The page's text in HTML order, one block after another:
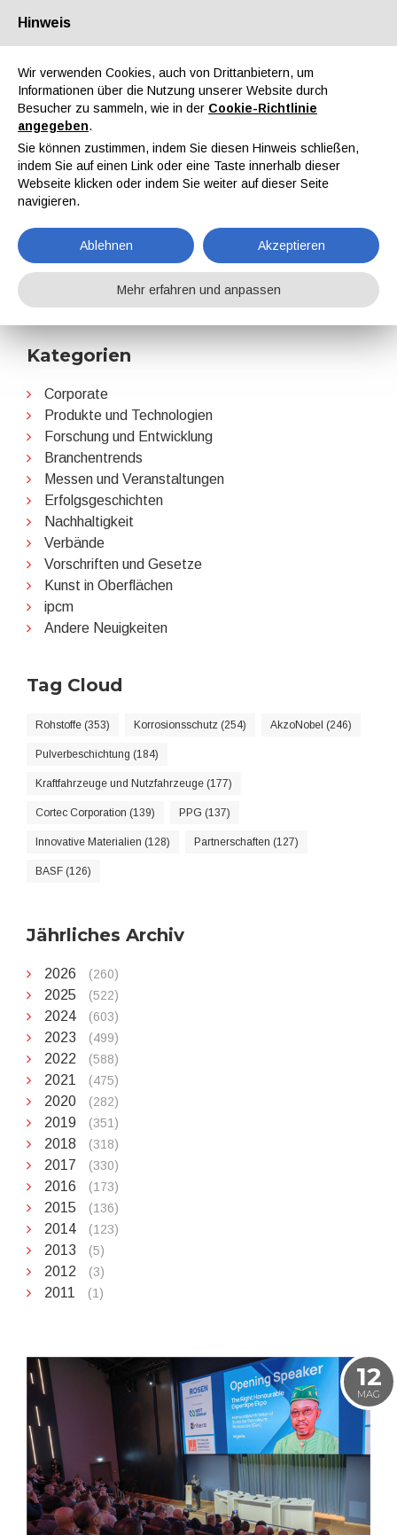
Über uns Partner Kontakt Reservierter Bereich
EN IT DE ES
Rohrleitungen
Home Nachrichten Rohrleitungen
Kategorien
Corporate
Produkte und Technologien
Forschung und Entwicklung
Branchentrends
Messen und Veranstaltungen
Erfolgsgeschichten
Nachhaltigkeit
Verbände
Vorschriften und Gesetze
Kunst in Oberflächen
ipcm
Andere Neuigkeiten
Tag Cloud
Rohstoffe (353) Korrosionsschutz (254) AkzoNobel (246)
Pulverbeschichtung (184)
Kraftfahrzeuge und Nutzfahrzeuge (177)
Cortec Corporation (139) PPG (137)
Innovative Materialien (128) Partnerschaften (127)
BASF (126)
Jährliches Archiv
2026 (260)
2025 (522)
2024 (603)
2023 (499)
2022 (588)
2021 (475)
2020 (282)
2019 (351)
2018 (318)
2017 (330)
2016 (173)
2015 (136)
2014 (123)
2013 (5)
2012 (3)
2011 (1)
12
MAG
Hinweis
Wir verwenden Cookies, auch von Drittanbietern, um
Informationen über die Nutzung unserer Website durch
Besucher zu sammeln, wie in der Cookie-Richtlinie
angegeben.
Sie können zustimmen, indem Sie diesen Hinweis schließen,
indem Sie auf einen Link oder eine Taste innerhalb dieser
Webseite klicken oder indem Sie weiter auf dieser Seite
navigieren.
Ablehnen Akzeptieren
Mehr erfahren und anpassen